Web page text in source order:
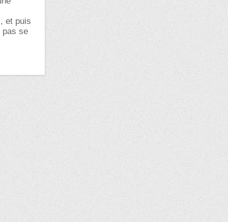
et puis
pas se